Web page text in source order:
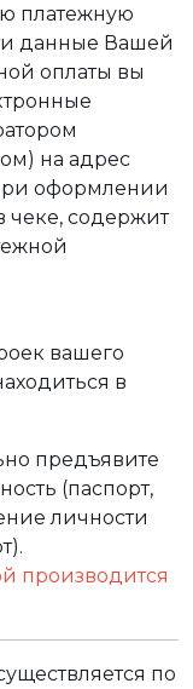
платежную
данные Вашей
оплаты вы
на адрес
оформлении
чеке, содержит
вашего
в
предъявите
(паспорт,
личности
производится
по